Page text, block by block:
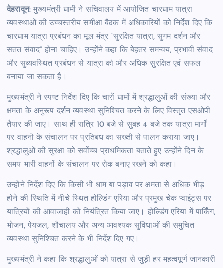
देहरादून:मुख्यमंत्री धामी ने सचिवालय में आयोजित चारधाम यात्रा
व्यवस्थाओं की उच्चस्तरीय समीक्षा बैठक में अधिकारियों को निर्देश दिए कि
चारधाम यात्रा प्रबंधन का मूल मंत्र “सुरक्षित यात्रा, सुगम दर्शन और
सतत संवाद” होना चाहिए। उन्होंने कहा कि बेहतर समन्वय, प्रभावी संवाद
और सुव्यवस्थित प्रबंधन से यात्रा को और अधिक सुरक्षित एवं सफल
बनाया जा सकता है।
मुख्यमंत्री ने स्पष्ट निर्देश दिए कि चारों धामों में श्रद्धालुओं की संख्या और
क्षमता के अनुरूप दर्शन व्यवस्था सुनिश्चित करने के लिए विस्तृत एसओपी
तैयार की जाए। साथ ही रात्रि 10 बजे से सुबह 4 बजे तक यात्रा मार्गों
पर वाहनों के संचालन पर प्रतिबंध का सख्ती से पालन कराया जाए।
श्रद्धालुओं की सुरक्षा को सर्वोच्च प्राथमिकता बताते हुए उन्होंने दिन के
समय भारी वाहनों के संचालन पर रोक बनाए रखने को कहा।
उन्होंने निर्देश दिए कि किसी भी धाम या पड़ाव पर क्षमता से अधिक भीड़
होने की स्थिति में नीचे स्थित होल्डिंग एरिया और प्रमुख चेक प्वाइंट्स पर
यात्रियों की आवाजाही को नियंत्रित किया जाए। होल्डिंग एरिया में पार्किंग,
भोजन, पेयजल, शौचालय और अन्य आवश्यक सुविधाओं की समुचित
व्यवस्था सुनिश्चित करने के भी निर्देश दिए गए।
मुख्यमंत्री ने कहा कि श्रद्धालुओं को यात्रा से जुड़ी हर महत्वपूर्ण जानकारी